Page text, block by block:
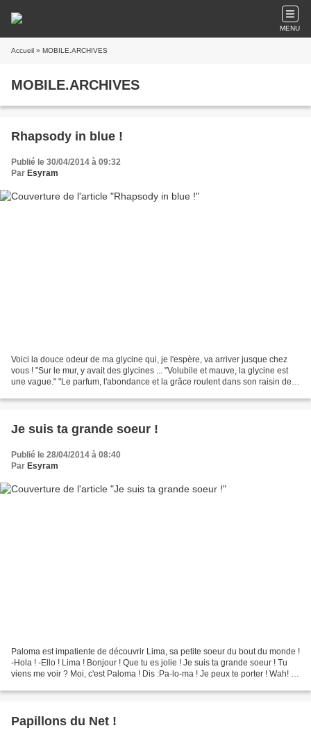
MENU
Accueil » MOBILE.ARCHIVES
MOBILE.ARCHIVES
Rhapsody in blue !
Publié le 30/04/2014 à 09:32
Par Esyram
Voici la douce odeur de ma glycine qui, je l'espère, va arriver jusque chez
vous ! "Sur le mur, y avait des glycines ... "Volubile et mauve, la glycine est
une vague." "Le parfum, l'abondance et la grâce roulent dans son raisin de
Je suis ta grande soeur !
Publié le 28/04/2014 à 08:40
Par Esyram
Paloma est impatiente de découvrir Lima, sa petite soeur du bout du monde !
-Hola ! -Ello ! Lima ! Bonjour ! Que tu es jolie ! Je suis ta grande soeur ! Tu
viens me voir ? Moi, c'est Paloma ! Dis :Pa-lo-ma ! Je peux te porter ! Wah! tu
Papillons du Net !